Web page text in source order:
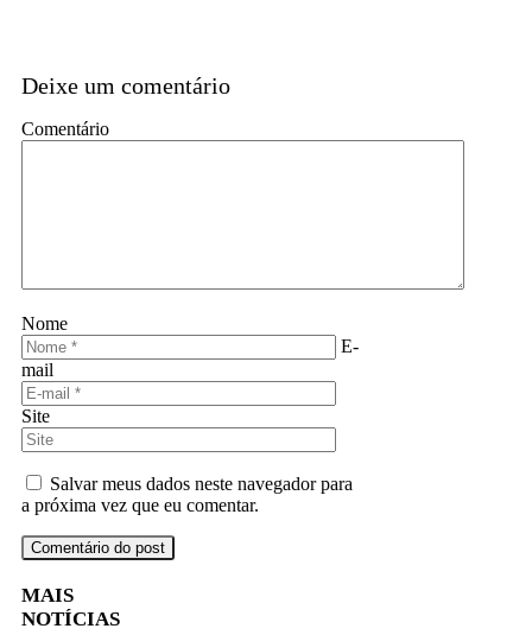
Deixe um comentário
Comentário
Nome
E-
mail
Site
Salvar meus dados neste navegador para
a próxima vez que eu comentar.
MAIS
NOTÍCIAS